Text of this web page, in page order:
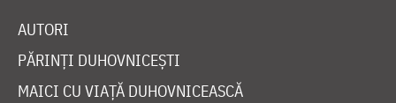
AUTORI
PĂRINȚI DUHOVNICEȘTI
MAICI CU VIAȚĂ DUHOVNICEASCĂ